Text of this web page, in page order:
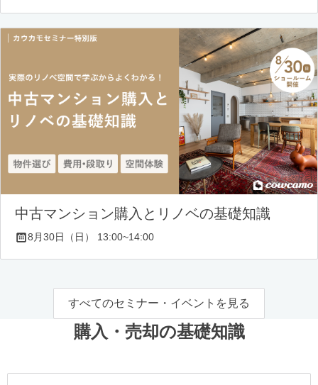
中古マンション購入とリノベの基礎知識
8月30日（日） 13:00~14:00
すべてのセミナー・イベントを見る
購入・売却の基礎知識